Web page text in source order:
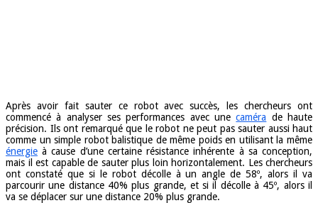
Après avoir fait sauter ce robot avec succès, les chercheurs ont
commencé à analyser ses performances avec unecaméra de haute
précision. Ils ont remarqué que le robot ne peut pas sauter aussi haut
comme un simple robot balistique de même poids en utilisant la même
énergie à cause d’une certaine résistance inhérente à sa conception,
mais il est capable de sauter plus loin horizontalement. Les chercheurs
ont constaté que si le robot décolle à un angle de 58º, alors il va
parcourir une distance 40% plus grande, et si il décolle à 45º, alors il
va se déplacer sur une distance 20% plus grande.